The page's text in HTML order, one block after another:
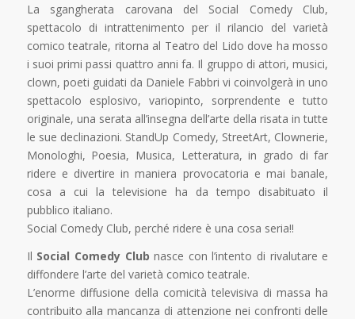
La sgangherata carovana del Social Comedy Club,
spettacolo di intrattenimento per il rilancio del varietà
comico teatrale, ritorna al Teatro del Lido dove ha mosso
i suoi primi passi quattro anni fa. Il gruppo di attori, musici,
clown, poeti guidati da Daniele Fabbri vi coinvolgerà in uno
spettacolo esplosivo, variopinto, sorprendente e tutto
originale, una serata all’insegna dell’arte della risata in tutte
le sue declinazioni. StandUp Comedy, StreetArt, Clownerie,
Monologhi, Poesia, Musica, Letteratura, in grado di far
ridere e divertire in maniera provocatoria e mai banale,
cosa a cui la televisione ha da tempo disabituato il
pubblico italiano.
Social Comedy Club, perché ridere è una cosa seria!!
Il Social Comedy Club nasce con l’intento di rivalutare e
diffondere l’arte del varietà comico teatrale.
L’enorme diffusione della comicità televisiva di massa ha
contribuito alla mancanza di attenzione nei confronti delle